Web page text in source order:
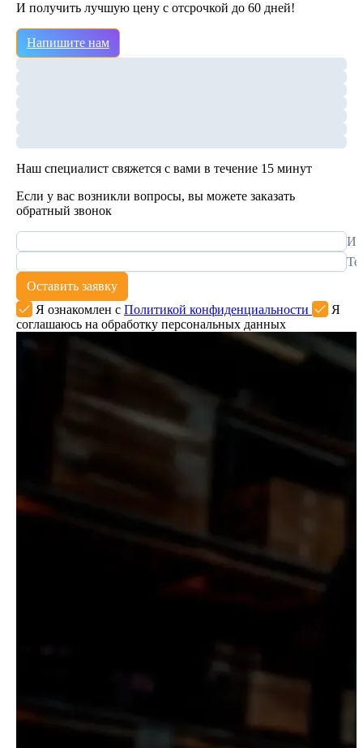
И получить лучшую цену с отсрочкой до 60 дней!
Напишите нам
Наш специалист свяжется с вами в течение 15 минут
Если у вас возникли вопросы, вы можете заказать
обратный звонок
Оставить заявку
Я ознакомлен с Политикой конфиденциальности
Я
соглашаюсь на обработку персональных данных